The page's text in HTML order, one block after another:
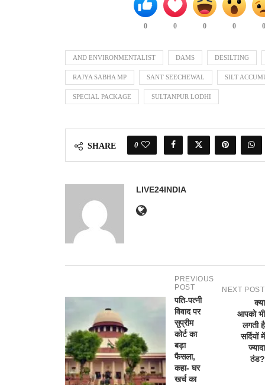
0 0 0 0
AND ENVIRONMENTALIST DAMS DESILTING
RAJYA SABHA MP SANT SEECHEWAL SILT
SPECIAL PACKAGE SULTANPUR LODHI
SHARE 0
LIVE24INDIA
PREVIOUS
POST
पति-पत्नी
विवाद पर
सुप्रीम
कोर्ट का
बड़ा
फैसला,
कहा- घर
खर्च का
NEXT POST
क्या
आपको भी
लगती है
सर्दियों में
ज्यादा
ठंड?